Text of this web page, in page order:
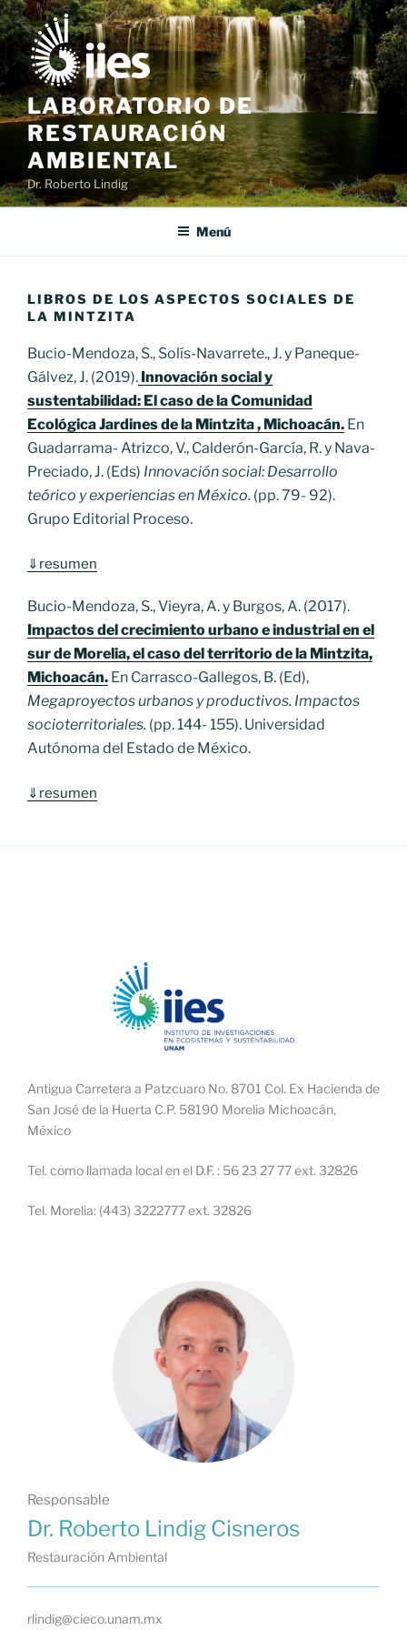
Saltar
al
contenido
LABORATORIO DE
RESTAURACIÓN
AMBIENTAL
Dr. Roberto Lindig
Menú
LIBROS DE LOS ASPECTOS SOCIALES DE
LA MINTZITA
Bucio-Mendoza, S., Solís-Navarrete., J. y Paneque-
Gálvez, J. (2019). Innovación social y
sustentabilidad: El caso de la Comunidad
Ecológica Jardines de la Mintzita , Michoacán. En
Guadarrama- Atrizco, V., Calderón-García, R. y Nava-
Preciado, J. (Eds) Innovación social: Desarrollo
teórico y experiencias en México. (pp. 79- 92).
Grupo Editorial Proceso.
⇓ resumen
Bucio-Mendoza, S., Vieyra, A. y Burgos, A. (2017).
Impactos del crecimiento urbano e industrial en el
sur de Morelia, el caso del territorio de la Mintzita,
Michoacán. En Carrasco-Gallegos, B. (Ed),
Megaproyectos urbanos y productivos. Impactos
socioterritoriales. (pp. 144- 155). Universidad
Autónoma del Estado de México.
⇓ resumen
Antigua Carretera a Patzcuaro No. 8701 Col. Ex Hacienda de
San José de la Huerta C.P. 58190 Morelia Michoacán,
México
Tel. como llamada local en el D.F. : 56 23 27 77 ext. 32826
Tel. Morelia: (443) 3222777 ext. 32826
Responsable
Dr. Roberto Lindig Cisneros
Restauración Ambiental
rlindig@cieco.unam.mx